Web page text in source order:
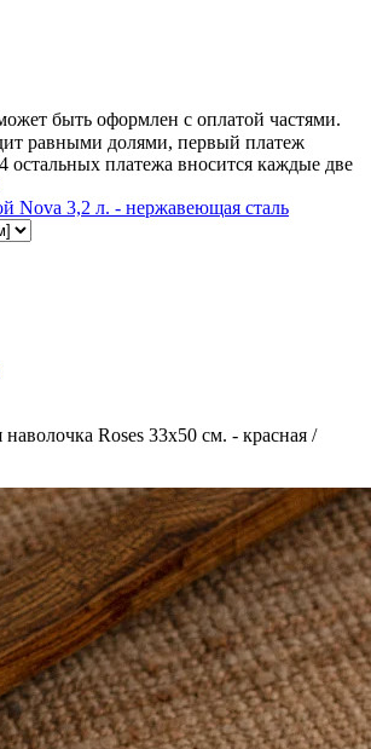
быть оформлен с оплатой частями.
равными долями, первый платеж
остальных платежа вносится каждые две
Nova 3,2 л. - нержавеющая сталь
наволочка Roses 33x50 см. - красная /